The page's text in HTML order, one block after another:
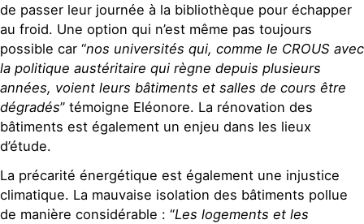
de passer leur journée à la bibliothèque pour échapper
au froid. Une option qui n’est même pas toujours
possible car “nos universités qui, comme le CROUS avec
la politique austéritaire qui règne depuis plusieurs
années, voient leurs bâtiments et salles de cours être
dégradés” témoigne Eléonore. La rénovation des
bâtiments est également un enjeu dans les lieux
d’étude.
La précarité énergétique est également une injustice
climatique. La mauvaise isolation des bâtiments pollue
de manière considérable : “Les logements et les